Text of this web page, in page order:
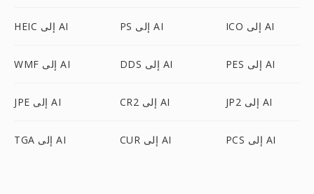
HEIC إلى AI PS إلى AI ICO إلى AI
WMF إلى AI DDS إلى AI PES إلى AI
JPE إلى AI CR2 إلى AI JP2 إلى AI
TGA إلى AI CUR إلى AI PCS إلى AI